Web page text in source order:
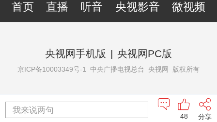
首页 直播 听音 央视影音 微视频
央视网手机版 | 央视网PC版
京ICP备10003349号-1 中央广播电视总台 央视网 版权所有
我来说两句
分享
48